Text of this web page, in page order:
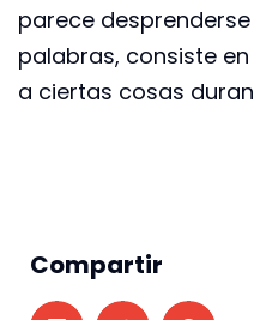
parece
palabras, consiste
a ciertas cosas
Compartir